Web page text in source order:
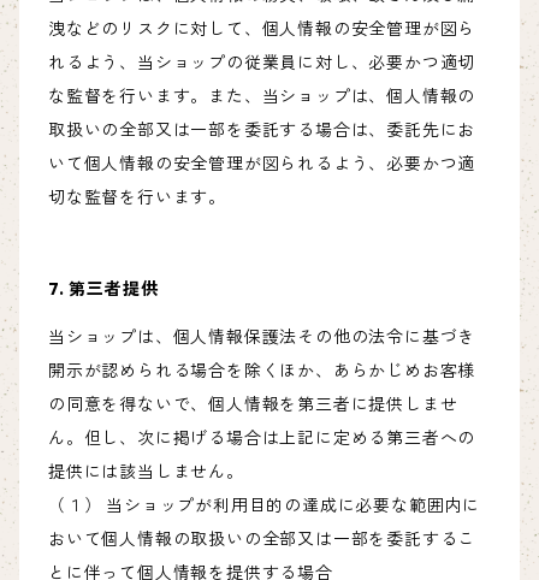
洩などのリスクに対して、個人情報の安全管理が図ら
れるよう、当ショップの従業員に対し、必要かつ適切
な監督を行います。また、当ショップは、個人情報の
取扱いの全部又は一部を委託する場合は、委託先にお
いて個人情報の安全管理が図られるよう、必要かつ適
切な監督を行います。
7. 第三者提供
当ショップは、個人情報保護法その他の法令に基づき
開示が認められる場合を除くほか、あらかじめお客様
の同意を得ないで、個人情報を第三者に提供しませ
ん。但し、次に掲げる場合は上記に定める第三者への
提供には該当しません。
（１） 当ショップが利用目的の達成に必要な範囲内に
おいて個人情報の取扱いの全部又は一部を委託するこ
とに伴って個人情報を提供する場合